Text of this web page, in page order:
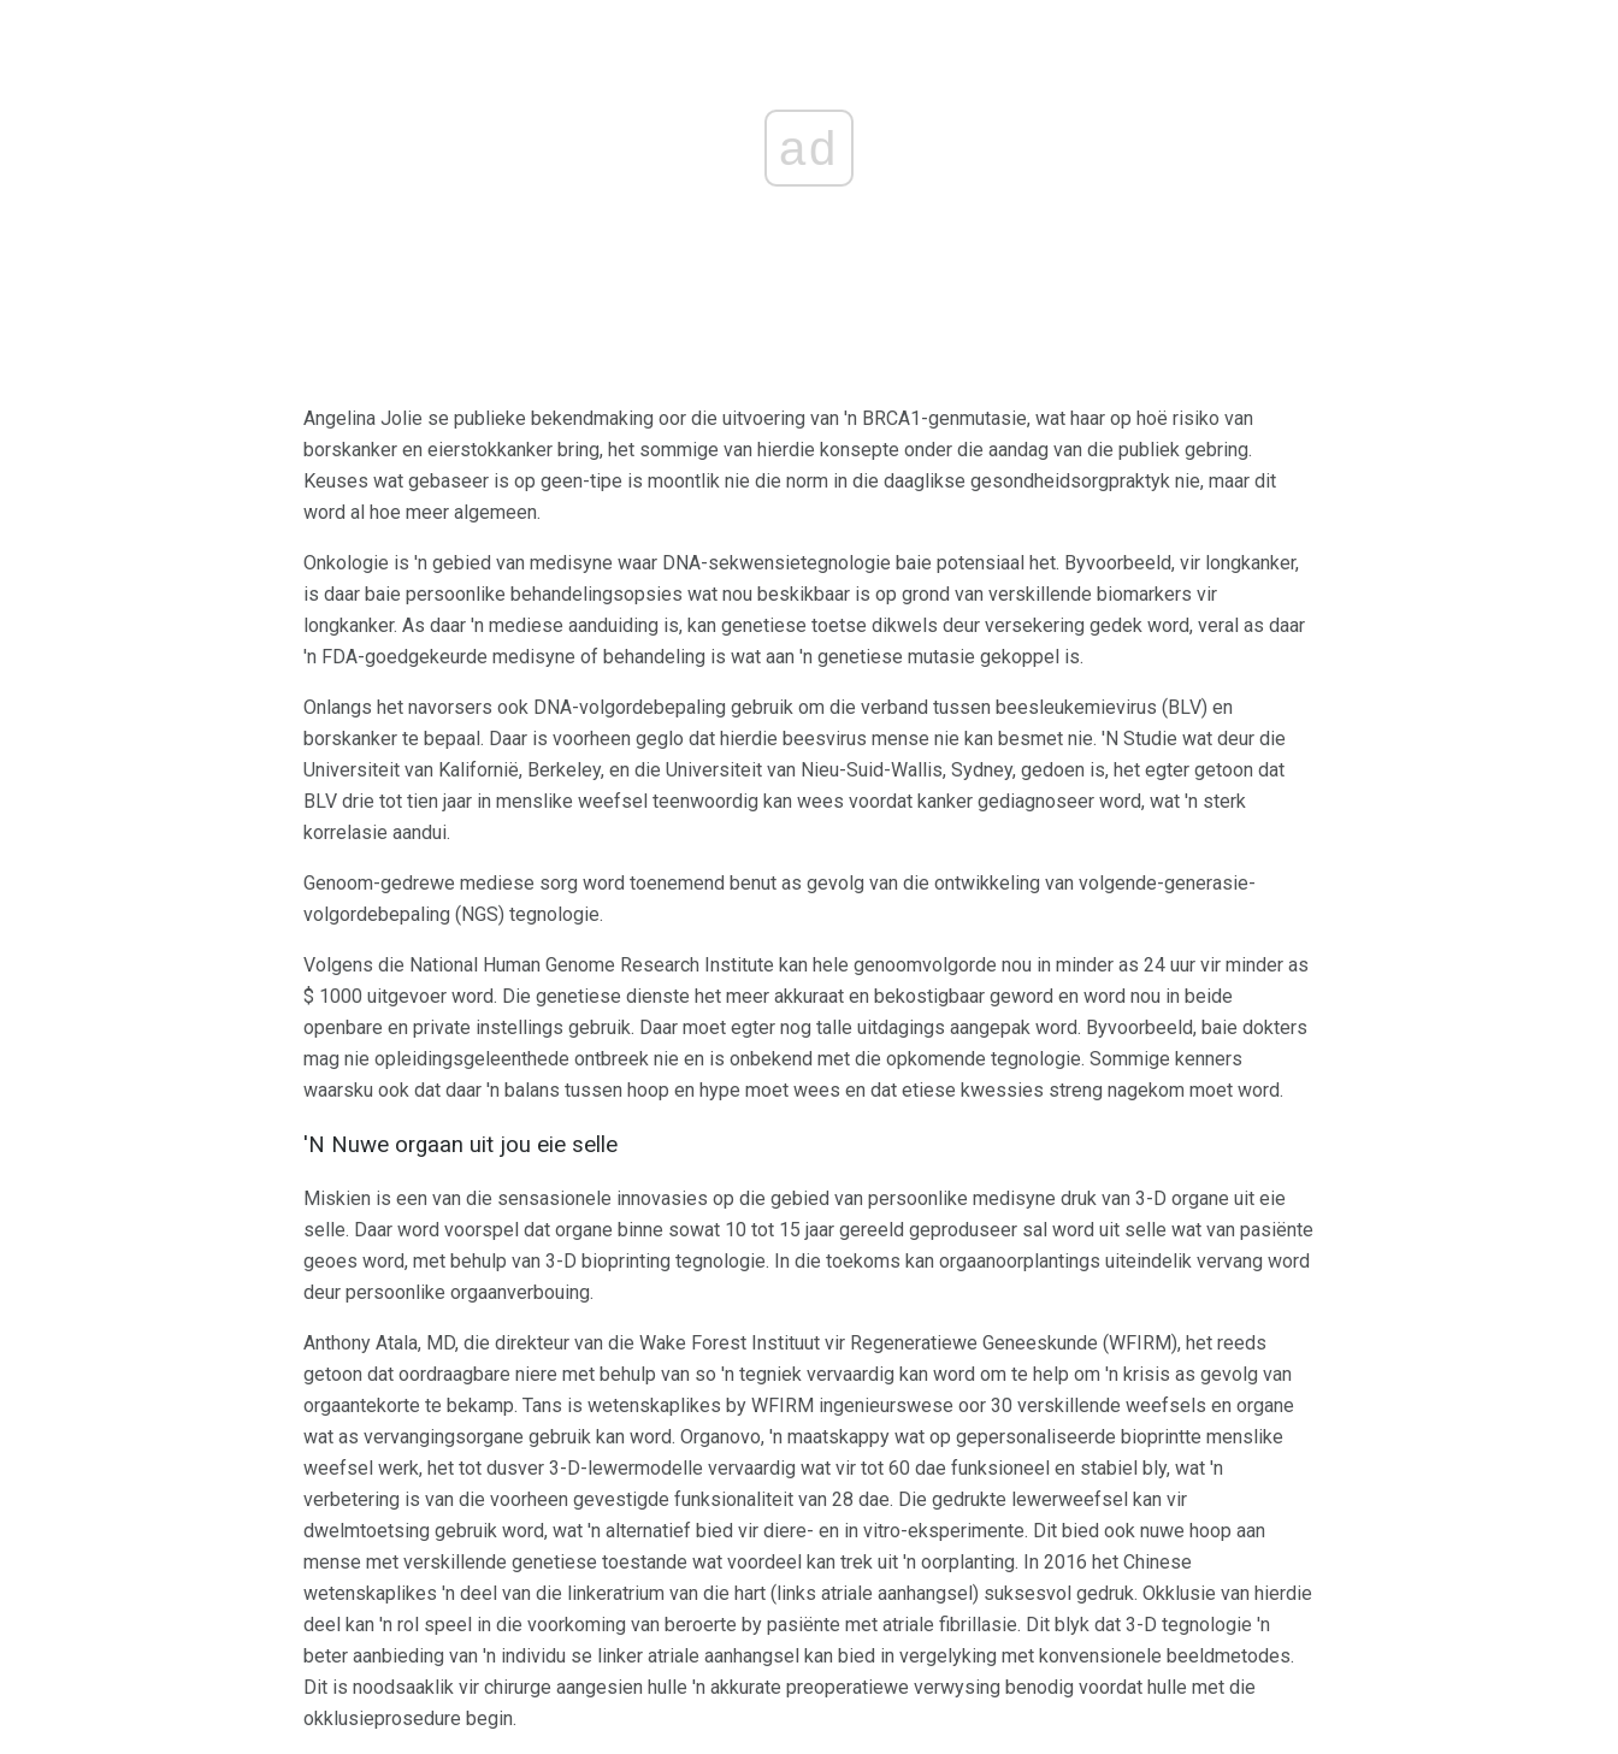
ad
Angelina Jolie se publieke bekendmaking oor die uitvoering van 'n BRCA1-genmutasie, wat haar op hoë risiko van
borskanker en eierstokkanker bring, het sommige van hierdie konsepte onder die aandag van die publiek gebring.
Keuses wat gebaseer is op geen-tipe is moontlik nie die norm in die daaglikse gesondheidsorgpraktyk nie, maar dit
word al hoe meer algemeen.
Onkologie is 'n gebied van medisyne waar DNA-sekwensietegnologie baie potensiaal het. Byvoorbeeld, vir longkanker,
is daar baie persoonlike behandelingsopsies wat nou beskikbaar is op grond van verskillende biomarkers vir
longkanker. As daar 'n mediese aanduiding is, kan genetiese toetse dikwels deur versekering gedek word, veral as daar
'n FDA-goedgekeurde medisyne of behandeling is wat aan 'n genetiese mutasie gekoppel is.
Onlangs het navorsers ook DNA-volgordebepaling gebruik om die verband tussen beesleukemievirus (BLV) en
borskanker te bepaal. Daar is voorheen geglo dat hierdie beesvirus mense nie kan besmet nie. 'N Studie wat deur die
Universiteit van Kalifornië, Berkeley, en die Universiteit van Nieu-Suid-Wallis, Sydney, gedoen is, het egter getoon dat
BLV drie tot tien jaar in menslike weefsel teenwoordig kan wees voordat kanker gediagnoseer word, wat 'n sterk
korrelasie aandui.
Genoom-gedrewe mediese sorg word toenemend benut as gevolg van die ontwikkeling van volgende-generasie-
volgordebepaling (NGS) tegnologie.
Volgens die National Human Genome Research Institute kan hele genoomvolgorde nou in minder as 24 uur vir minder as
$ 1000 uitgevoer word. Die genetiese dienste het meer akkuraat en bekostigbaar geword en word nou in beide
openbare en private instellings gebruik. Daar moet egter nog talle uitdagings aangepak word. Byvoorbeeld, baie dokters
mag nie opleidingsgeleenthede ontbreek nie en is onbekend met die opkomende tegnologie. Sommige kenners
waarsku ook dat daar 'n balans tussen hoop en hype moet wees en dat etiese kwessies streng nagekom moet word.
'N Nuwe orgaan uit jou eie selle
Miskien is een van die sensasionele innovasies op die gebied van persoonlike medisyne druk van 3-D organe uit eie
selle. Daar word voorspel dat organe binne sowat 10 tot 15 jaar gereeld geproduseer sal word uit selle wat van pasiënte
geoes word, met behulp van 3-D bioprinting tegnologie. In die toekoms kan orgaanoorplantings uiteindelik vervang word
deur persoonlike orgaanverbouing.
Anthony Atala, MD, die direkteur van die Wake Forest Instituut vir Regeneratiewe Geneeskunde (WFIRM), het reeds
getoon dat oordraagbare niere met behulp van so 'n tegniek vervaardig kan word om te help om 'n krisis as gevolg van
orgaantekorte te bekamp. Tans is wetenskaplikes by WFIRM ingenieurswese oor 30 verskillende weefsels en organe
wat as vervangingsorgane gebruik kan word. Organovo, 'n maatskappy wat op gepersonaliseerde bioprintte menslike
weefsel werk, het tot dusver 3-D-lewermodelle vervaardig wat vir tot 60 dae funksioneel en stabiel bly, wat 'n
verbetering is van die voorheen gevestigde funksionaliteit van 28 dae. Die gedrukte lewerweefsel kan vir
dwelmtoetsing gebruik word, wat 'n alternatief bied vir diere- en in vitro-eksperimente. Dit bied ook nuwe hoop aan
mense met verskillende genetiese toestande wat voordeel kan trek uit 'n oorplanting. In 2016 het Chinese
wetenskaplikes 'n deel van die linkeratrium van die hart (links atriale aanhangsel) suksesvol gedruk. Okklusie van hierdie
deel kan 'n rol speel in die voorkoming van beroerte by pasiënte met atriale fibrillasie. Dit blyk dat 3-D tegnologie 'n
beter aanbieding van 'n individu se linker atriale aanhangsel kan bied in vergelyking met konvensionele beeldmetodes.
Dit is noodsaaklik vir chirurge aangesien hulle 'n akkurate preoperatiewe verwysing benodig voordat hulle met die
okklusieprosedure begin.